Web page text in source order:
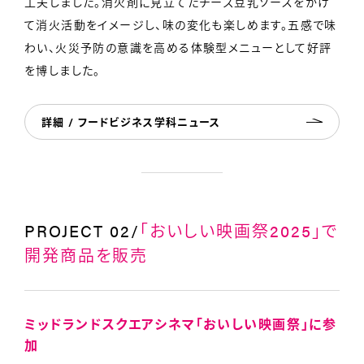
て消火活動をイメージし、味の変化も楽しめます。五感で味
わい、火災予防の意識を高める体験型メニューとして好評
を博しました。
詳細 / フードビジネス学科ニュース
PROJECT 02/ 「おいしい映画祭2025」で
開発商品を販売
ミッドランドスクエアシネマ「おいしい映画祭」に参
加